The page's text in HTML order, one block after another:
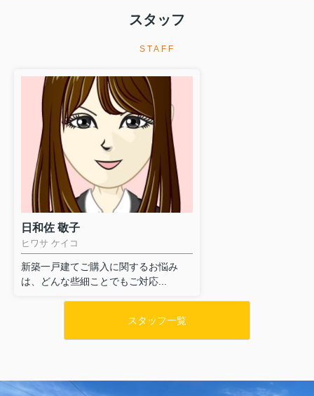
スタッフ
STAFF
日和佐 敬子
ヒワサ ケイコ
新築一戸建てご購入に関するお悩み
は、どんな些細ことでもご対応...
スタッフ一覧